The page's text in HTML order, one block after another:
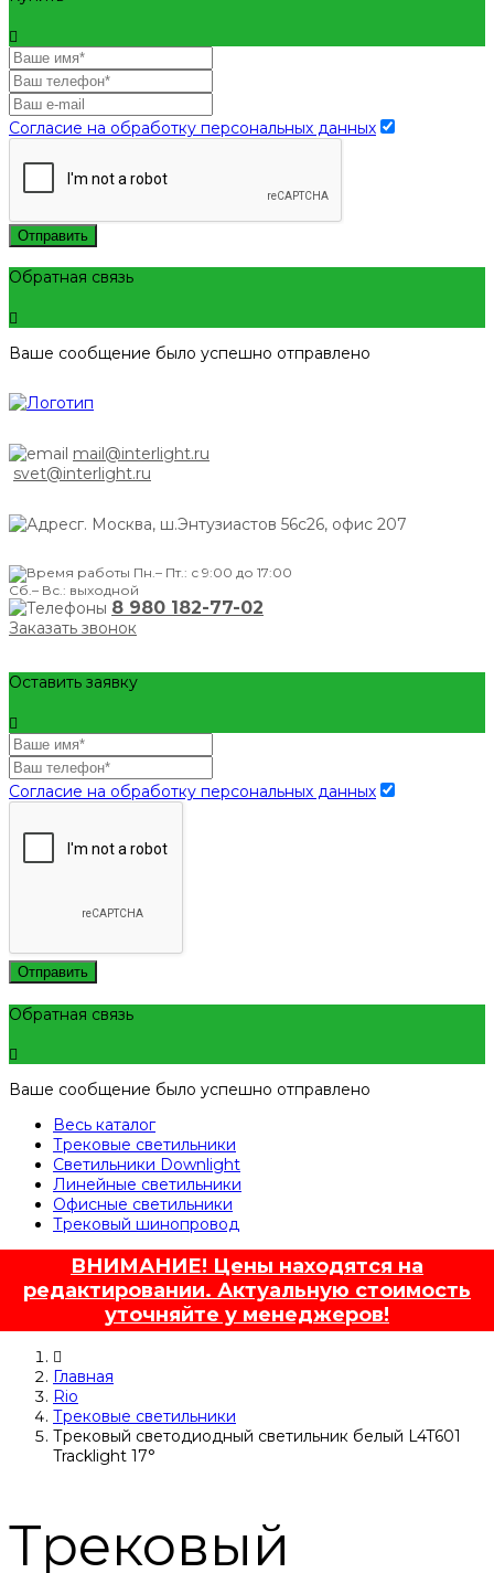
Согласие на обработку персональных данных
Отправить
Обратная связь
Ваше сообщение было успешно отправлено
mail@interlight.ru
svet@interlight.ru
г. Москва, ш.Энтузиастов 56с26, офис 207
Пн.– Пт.: с 9:00 до 17:00
Сб.– Вс.: выходной
8 980 182-77-02
Заказать звонок
Оставить заявку
Согласие на обработку персональных данных
Отправить
Обратная связь
Ваше сообщение было успешно отправлено
Весь каталог
Трековые светильники
Светильники Downlight
Линейные светильники
Офисные светильники
Трековый шинопровод
ВНИМАНИЕ! Цены находятся на
редактировании. Актуальную стоимость
уточняйте у менеджеров!
Главная
Rio
Трековые светильники
Трековый светодиодный светильник белый L4T601
Tracklight 17°
Трековый